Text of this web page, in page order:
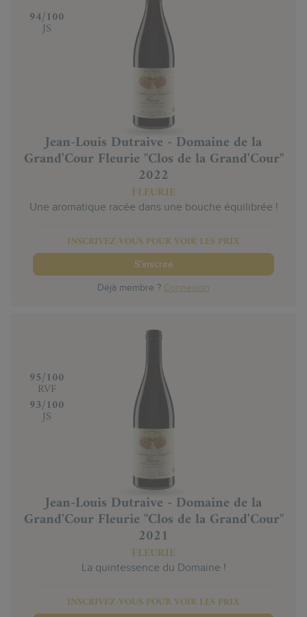
‍94/100
JS
Jean-Louis Dutraive - Domaine de la
Grand'Cour Fleurie "Clos de la Grand'Cour"
2022
FLEURIE
Une aromatique racée dans une bouche équilibrée !
INSCRIVEZ-VOUS POUR VOIR LES PRIX
S'inscrire
Déjà membre ? Connexion
‍95/100
RVF
‍93/100
JS
Jean-Louis Dutraive - Domaine de la
Grand'Cour Fleurie "Clos de la Grand'Cour"
2021
FLEURIE
La quintessence du Domaine !
INSCRIVEZ-VOUS POUR VOIR LES PRIX